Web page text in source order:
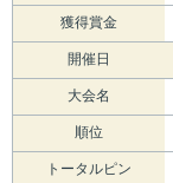
獲得賞金
開催日
大会名
順位
トータルピン